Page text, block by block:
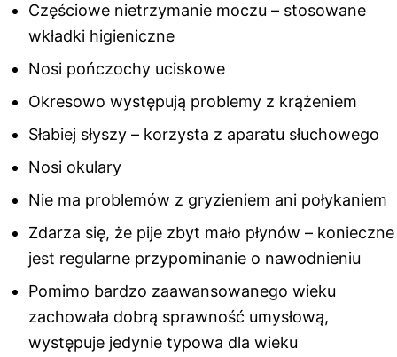
Częściowe nietrzymanie moczu – stosowane
wkładki higieniczne
Nosi pończochy uciskowe
Okresowo występują problemy z krążeniem
Słabiej słyszy – korzysta z aparatu słuchowego
Nosi okulary
Nie ma problemów z gryzieniem ani połykaniem
Zdarza się, że pije zbyt mało płynów – konieczne
jest regularne przypominanie o nawodnieniu
Pomimo bardzo zaawansowanego wieku
zachowała dobrą sprawność umysłową,
występuje jedynie typowa dla wieku